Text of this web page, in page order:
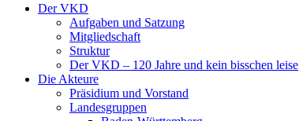
Der VKD
Aufgaben und Satzung
Mitgliedschaft
Struktur
Der VKD – 120 Jahre und kein bisschen leise
Die Akteure
Präsidium und Vorstand
Landesgruppen